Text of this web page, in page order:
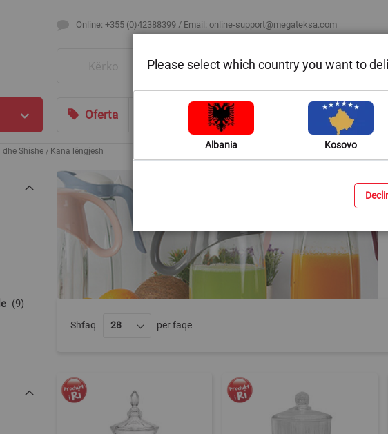
Online: +355 (0)42388399 / Email: online-support@megateksa.com
Oferta Bli sipas ambientit Ndihmë &
dhe Shishe Kana lëngjesh
Shfaq për faqe
9produkte
Please select which country you want to
Albania Kosovo